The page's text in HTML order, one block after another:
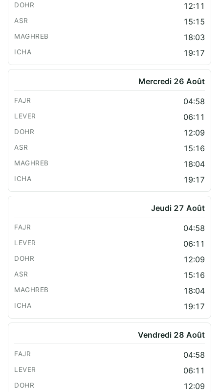
12:11
15:15
18:03
19:17
Mercredi 26 Août
04:58
06:11
12:09
15:16
18:04
19:17
Jeudi 27 Août
04:58
06:11
12:09
15:16
18:04
19:17
Vendredi 28 Août
04:58
06:11
12:09